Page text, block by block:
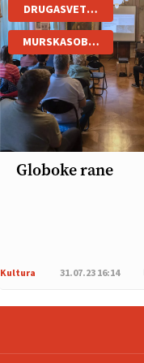
DRUGASVETOVNAVOJNA
MURSKASOBOTA
Globoke rane
Kultura 31.07.23 16:14